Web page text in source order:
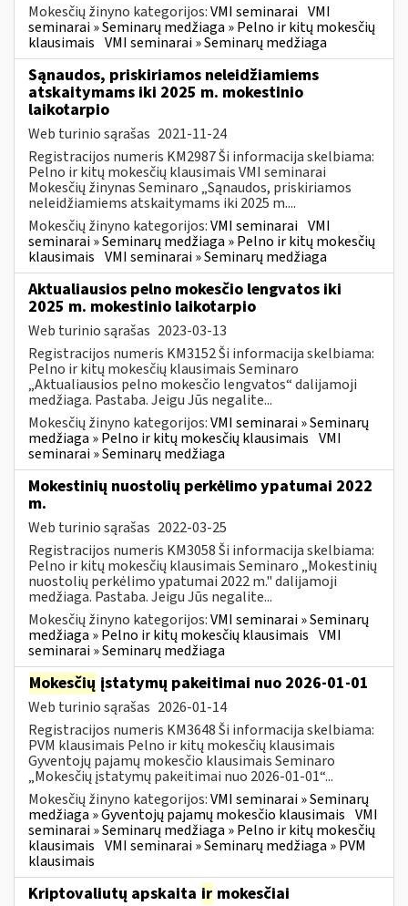
Mokesčių žinyno kategorijos:VMI seminarai VMI
seminarai » Seminarų medžiaga » Pelno ir kitų mokesčių
klausimais VMI seminarai » Seminarų medžiaga
Sąnaudos, priskiriamos neleidžiamiems
atskaitymams iki 2025 m. mokestinio
laikotarpio
Web turinio sąrašas 2021-11-24
Registracijos numeris KM2987 Ši informacija skelbiama:
Pelno ir kitų mokesčių klausimais VMI seminarai
Mokesčių žinynas Seminaro „Sąnaudos, priskiriamos
neleidžiamiems atskaitymams iki 2025 m....
Mokesčių žinyno kategorijos:VMI seminarai VMI
seminarai » Seminarų medžiaga » Pelno ir kitų mokesčių
klausimais VMI seminarai » Seminarų medžiaga
Aktualiausios pelno mokesčio lengvatos iki
2025 m. mokestinio laikotarpio
Web turinio sąrašas 2023-03-13
Registracijos numeris KM3152 Ši informacija skelbiama:
Pelno ir kitų mokesčių klausimais Seminaro
„Aktualiausios pelno mokesčio lengvatos“ dalijamoji
medžiaga. Pastaba. Jeigu Jūs negalite...
Mokesčių žinyno kategorijos:VMI seminarai » Seminarų
medžiaga » Pelno ir kitų mokesčių klausimais VMI
seminarai » Seminarų medžiaga
Mokestinių nuostolių perkėlimo ypatumai 2022
m.
Web turinio sąrašas 2022-03-25
Registracijos numeris KM3058 Ši informacija skelbiama:
Pelno ir kitų mokesčių klausimais Seminaro „Mokestinių
nuostolių perkėlimo ypatumai 2022 m." dalijamoji
medžiaga. Pastaba. Jeigu Jūs negalite...
Mokesčių žinyno kategorijos:VMI seminarai » Seminarų
medžiaga » Pelno ir kitų mokesčių klausimais VMI
seminarai » Seminarų medžiaga
Mokesčių įstatymų pakeitimai nuo 2026-01-01
Web turinio sąrašas 2026-01-14
Registracijos numeris KM3648 Ši informacija skelbiama:
PVM klausimais Pelno ir kitų mokesčių klausimais
Gyventojų pajamų mokesčio klausimais Seminaro
„Mokesčių įstatymų pakeitimai nuo 2026-01-01“...
Mokesčių žinyno kategorijos:VMI seminarai » Seminarų
medžiaga » Gyventojų pajamų mokesčio klausimais VMI
seminarai » Seminarų medžiaga » Pelno ir kitų mokesčių
klausimais VMI seminarai » Seminarų medžiaga » PVM
klausimais
Kriptovaliutų apskaita ir mokesčiai